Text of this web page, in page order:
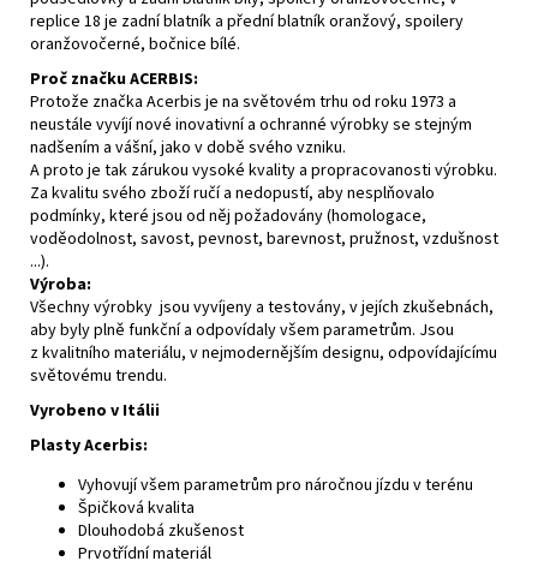
replice 18 je zadní blatník a přední blatník oranžový, spoilery
oranžovočerné, bočnice bílé.
Proč značku ACERBIS:
Protože značka Acerbis je na světovém trhu od roku 1973 a
neustále vyvíjí nové inovativní a ochranné výrobky se stejným
nadšením a vášní, jako v době svého vzniku.
A proto je tak zárukou vysoké kvality a propracovanosti výrobku.
Za kvalitu svého zboží ručí a nedopustí, aby nesplňovalo
podmínky, které jsou od něj požadovány (homologace,
voděodolnost, savost, pevnost, barevnost, pružnost, vzdušnost
...).
Výroba:
Všechny výrobky jsou vyvíjeny a testovány, v jejích zkušebnách,
aby byly plně funkční a odpovídaly všem parametrům. Jsou
z kvalitního materiálu, v nejmodernějším designu, odpovídajícímu
světovému trendu.
Vyrobeno v Itálii
Plasty Acerbis:
Vyhovují všem parametrům pro náročnou jízdu v terénu
Špičková kvalita
Dlouhodobá zkušenost
Prvotřídní materiál